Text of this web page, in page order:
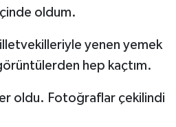
oldum.
yenen yemek
hep kaçtım.
oldu. Fotoğraflar çekilindi